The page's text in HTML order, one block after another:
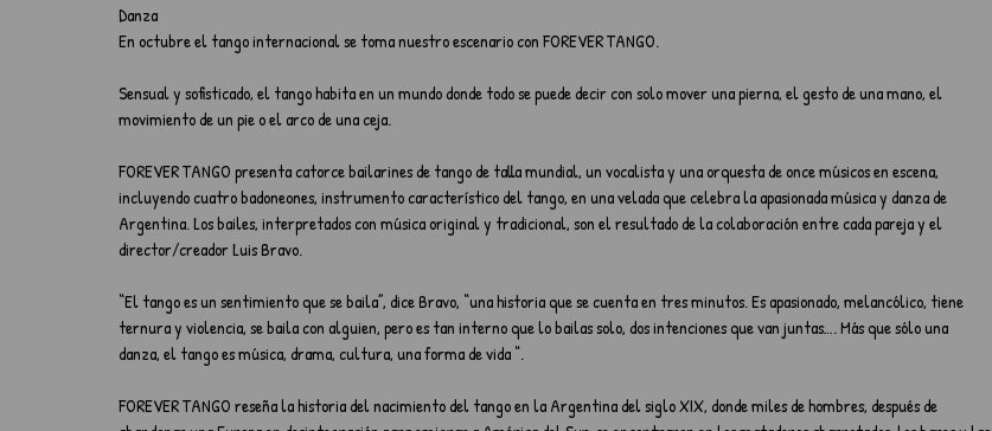
Danza
En octubre el tango internacional se toma nuestro escenario con FOREVER TANGO.
Sensual y sofisticado, el tango habita en un mundo donde todo se puede decir con solo mover una pierna, el gesto de una mano, el
movimiento de un pie o el arco de una ceja.
FOREVER TANGO presenta catorce bailarines de tango de talla mundial, un vocalista y una orquesta de once músicos en escena,
incluyendo cuatro badoneones, instrumento característico del tango, en una velada que celebra la apasionada música y danza de
Argentina. Los bailes, interpretados con música original y tradicional, son el resultado de la colaboración entre cada pareja y el
director/creador Luis Bravo.
“El tango es un sentimiento que se baila”, dice Bravo, “una historia que se cuenta en tres minutos. Es apasionado, melancólico, tiene
ternura y violencia, se baila con alguien, pero es tan interno que lo bailas solo, dos intenciones que van juntas…. Más que sólo una
danza, el tango es música, drama, cultura, una forma de vida “.
FOREVER TANGO reseña la historia del nacimiento del tango en la Argentina del siglo XIX, donde miles de hombres, después de